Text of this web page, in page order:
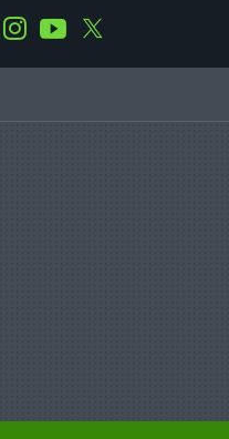
TelegramInstagramYoutube